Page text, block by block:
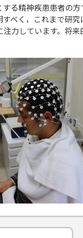
る精神疾患患者の
べく，これまで研
力しています。将